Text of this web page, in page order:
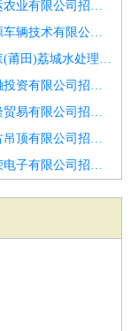
莆田市华运农业有限公司招聘市场策划与管理专员
普天新能源车辆技术有限公司招聘招商总监
普罗达克森(莆田)荔城水处理有限公司招聘技术总监cto
莆田市万融投资有限公司招聘装修设计总监
莆田市永隆贸易有限公司招聘市场拓展总监
莆田市南古吊顶有限公司招聘区域人事行政总监
莆田市德荣电子有限公司招聘财务总监